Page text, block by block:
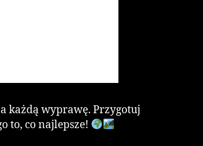
każdą wyprawę. Przygotuj
to, co najlepsze!